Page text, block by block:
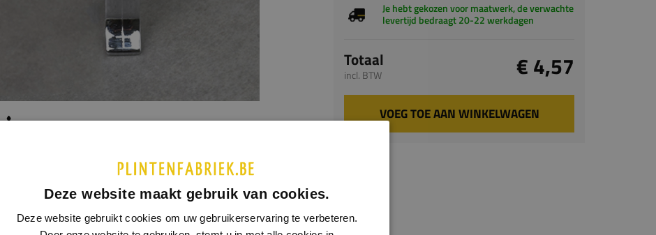
Metaal
SPECIFICATIES
Koppelstukje bij 60 en 80 mm RVS plint model 5801, glanzende
uitvoering.
Je hebt gekozen voor maatwerk, de verwachte
levertijd bedraagt 20-22 werkdagen
Totaal
incl. BTW € 4,57
VOEG TOE AAN WINKELWAGEN
Deze website maakt gebruik van cookies.
Deze website gebruikt cookies om uw gebruikerservaring te verbeteren.